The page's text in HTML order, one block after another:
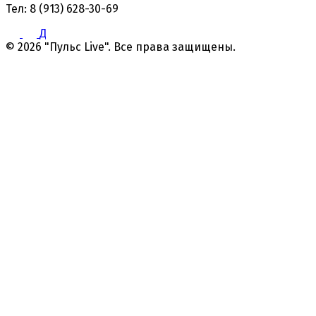
Тел: 8 (913) 628-30-69
Д
© 2026 "Пульс Live". Все права защищены.